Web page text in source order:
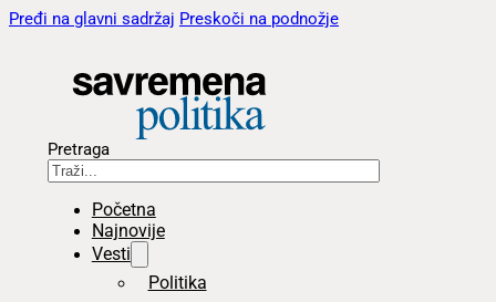
Pređi na glavni sadržaj Preskoči na podnožje
Pretraga
Početna
Najnovije
Vesti
Politika